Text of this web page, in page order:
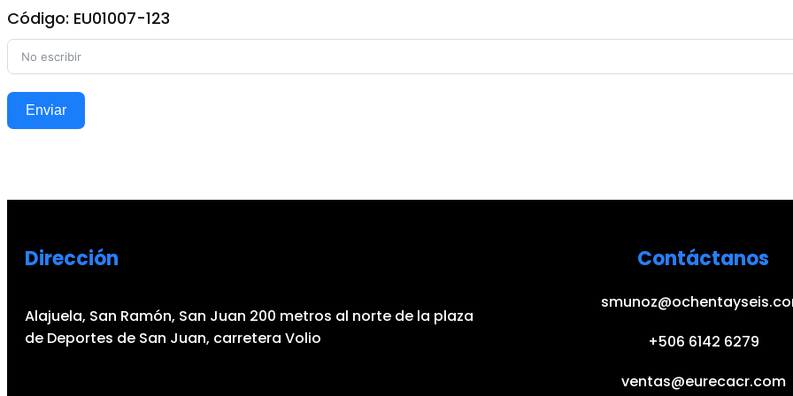
Código: EU01007-123
Enviar
Dirección
Alajuela, San Ramón, San Juan 200 metros al norte de la plaza
de Deportes de San Juan, carretera Volio
Contáctanos
+506 6142 6279
ventas@eurecacr.com